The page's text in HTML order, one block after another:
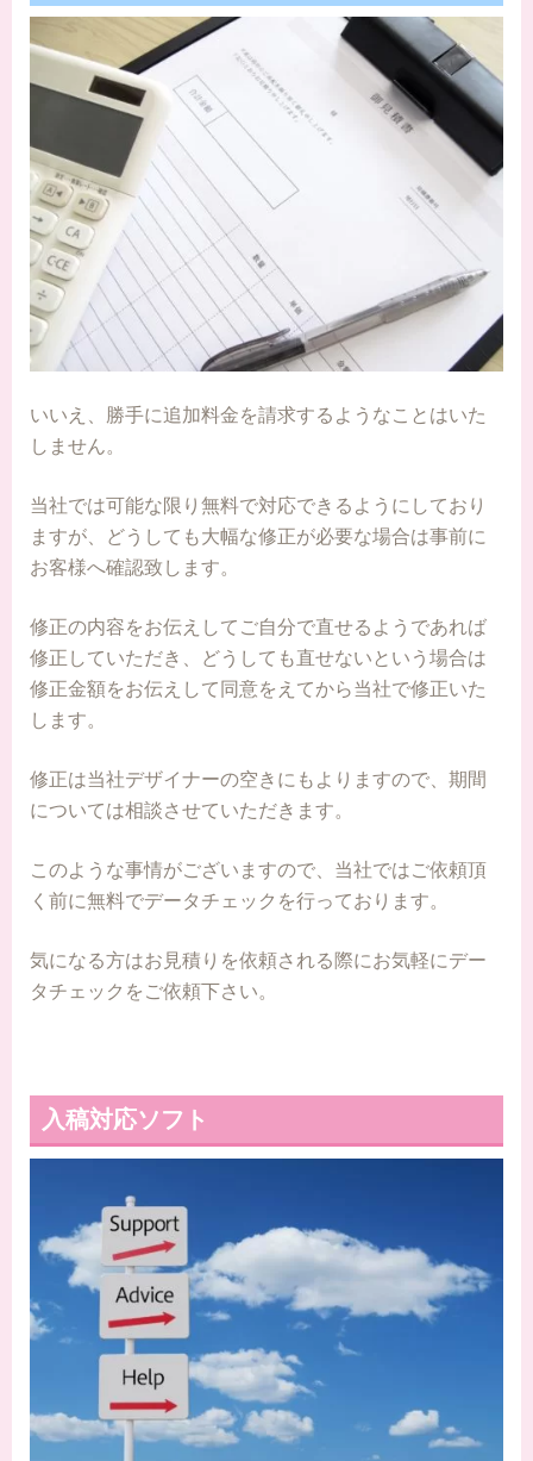
いいえ、勝手に追加料金を請求するようなことはいた
しません。
当社では可能な限り無料で対応できるようにしており
ますが、どうしても大幅な修正が必要な場合は事前に
お客様へ確認致します。
修正の内容をお伝えしてご自分で直せるようであれば
修正していただき、どうしても直せないという場合は
修正金額をお伝えして同意をえてから当社で修正いた
します。
修正は当社デザイナーの空きにもよりますので、期間
については相談させていただきます。
このような事情がございますので、当社ではご依頼頂
く前に無料でデータチェックを行っております。
気になる方はお見積りを依頼される際にお気軽にデー
タチェックをご依頼下さい。
入稿対応ソフト